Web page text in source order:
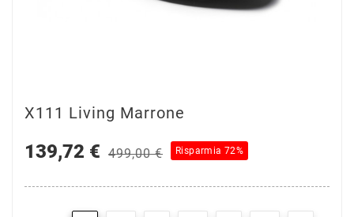
X111 Living Marrone
139,72 € 499,00 € Risparmia 72%